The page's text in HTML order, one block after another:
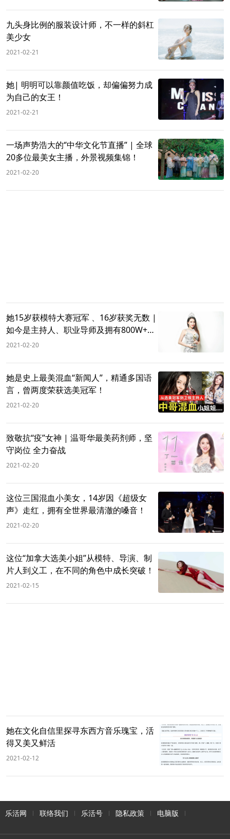
九头身比例的服装设计师，不一样的斜杠
美少女
2021-02-21
她| 明明可以靠颜值吃饭，却偏偏努力成
为自己的女王！
2021-02-21
一场声势浩大的‘’中华文化节直播” | 全球
20多位最美女主播，外景视频集锦！
2021-02-20
她15岁获模特大赛冠军 、16岁获奖无数 |
如今是主持人、职业导师及拥有800W+粉
丝的网红主播：越努力越幸运！
2021-02-20
她是史上最美混血“新闻人”，精通多国语
言，曾两度荣获选美冠军！
2021-02-20
致敬抗“疫”女神 | 温哥华最美药剂师，坚
守岗位 全力奋战
2021-02-20
这位三国混血小美女，14岁因《超级女
声》走红，拥有全世界最清澈的嗓音！
2021-02-20
这位“加拿大选美小姐”从模特、导演、制
片人到义工，在不同的角色中成长突破！
2021-02-15
她在文化自信里探寻东西方音乐瑰宝，活
得又美又鲜活
2021-02-12
乐活网 联络我们 乐活号 隐私政策 电脑版